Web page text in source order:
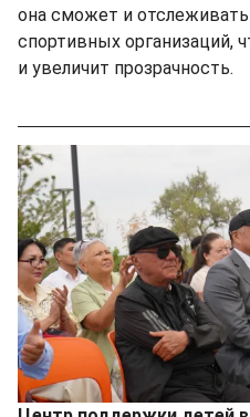
она сможет и
спортивных организаций,
и увеличит прозрачность.